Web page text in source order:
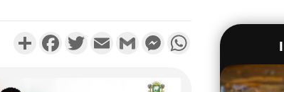
PartagerFacebookTwitterEmail Gmail MessengerWhatsApp